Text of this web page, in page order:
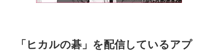
「ヒカルの碁」を配信しているアプ